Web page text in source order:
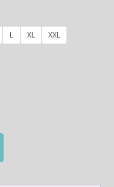
L XL
XXL